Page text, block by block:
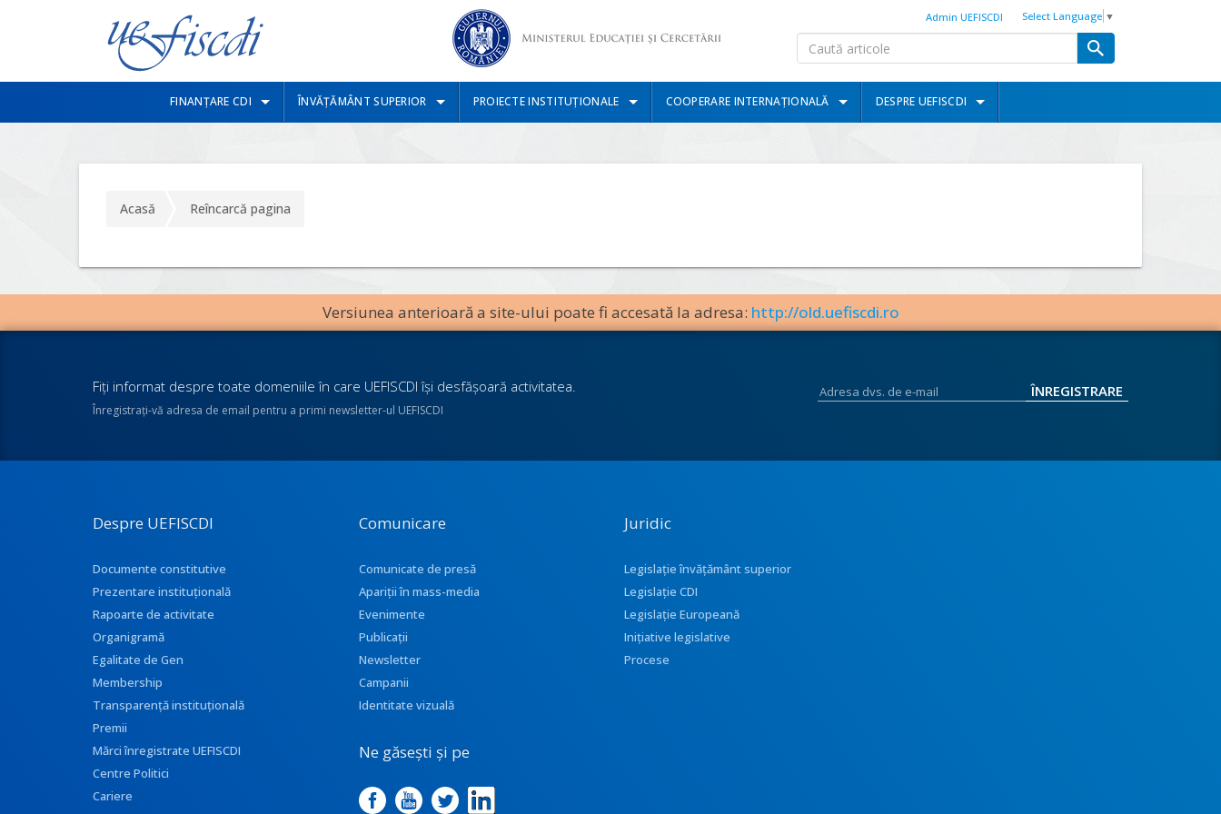
Select Language ▼
Admin UEFISCDI
FINANȚARE CDI ÎNVĂȚĂMÂNT SUPERIOR PROIECTE INSTITUȚIONALE COOPERARE INTERNAȚIONALĂ DESPRE UEFISCDI
Acasă Reîncarcă pagina
Versiunea anterioară a site-ului poate fi accesată la adresa: http://old.uefiscdi.ro
Fiţi informat despre toate domeniile în care UEFISCDI îşi desfăşoară activitatea.
Înregistraţi-vă adresa de email pentru a primi newsletter-ul UEFISCDI
Despre UEFISCDI
Documente constitutive
Prezentare instituţională
Rapoarte de activitate
Organigramă
Egalitate de Gen
Membership
Transparenţă instituţională
Premii
Mărci înregistrate UEFISCDI
Centre Politici
Cariere
Comunicare
Comunicate de presă
Apariţii în mass-media
Evenimente
Publicații
Newsletter
Campanii
Identitate vizuală
Ne găsești și pe
Juridic
Legislație învățământ superior
Legislație CDI
Legislație Europeană
Inițiative legislative
Procese